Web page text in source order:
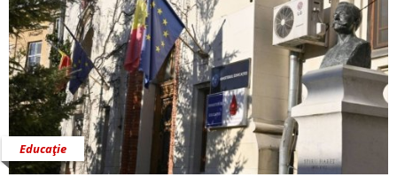
Educaţie